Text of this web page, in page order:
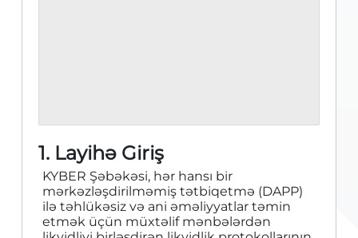
1. Layihə Giriş
KYBER Şəbəkəsi, hər hansı bir
mərkəzləşdirilməmiş tətbiqetmə (DAPP)
ilə təhlükəsiz və ani əməliyyatlar təmin
etmək üçün müxtəlif mənbələrdən